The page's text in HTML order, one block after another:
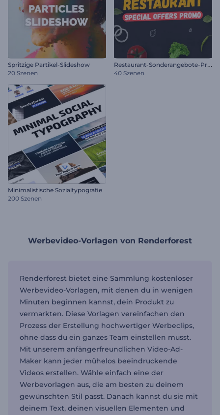
Spritzige Partikel-Slideshow
20 Szenen
R
estaurant-Sonderangebote-Promo
40 Szenen
Minimalistische Sozialtypografie
200 Szenen
Werbevideo-Vorlagen von Renderforest
Renderforest bietet eine Sammlung kostenloser
Werbevideo-Vorlagen, mit denen du in wenigen
Minuten beginnen kannst, dein Produkt zu
vermarkten. Diese Vorlagen vereinfachen den
Prozess der Erstellung hochwertiger Werbeclips,
ohne dass du ein ganzes Team einstellen musst.
Mit unserem anfängerfreundlichen Video-Ad-
Maker kann jeder mühelos beeindruckende
Videos erstellen. Wähle einfach eine der
Werbevorlagen aus, die am besten zu deinem
gewünschten Stil passt. Danach kannst du sie mit
deinem Text, deinen visuellen Elementen und